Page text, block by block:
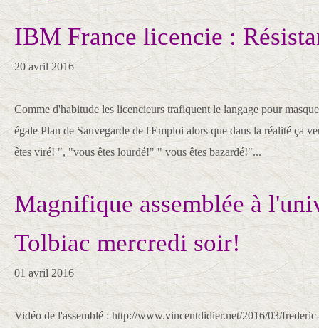
IBM France licencie :
20 avril 2016
Comme d'habitude les licencieurs trafiquent le langage pour
égale Plan de Sauvegarde de l'Emploi alors que dans la réalité ça
êtes viré! ", "vous êtes lourdé!" " vous êtes bazardé!"...
Magnifique assemblée à
Tolbiac mercredi soir!
01 avril 2016
Vidéo de l'assemblé : http://www.vincentdidier.net/2016/03/